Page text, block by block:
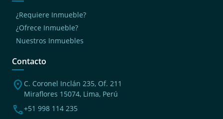
¿Requiere Inmueble?
¿Ofrece Inmueble?
Nuestros Inmuebles
Contacto
location_on C. Coronel Inclán 235, Of. 211
Miraflores 15074, Lima, Perú
phone+51 998 114 235